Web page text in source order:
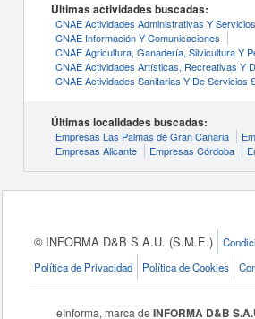
Últimas actividades buscadas:
CNAE Actividades Administrativas Y
CNAE Información Y Comunicaciones
CNAE Agricultura, Ganadería, Silvicultura Y
CNAE Actividades Artísticas, Recreativas Y
CNAE Actividades Sanitarias Y De Servicios
Últimas localidades buscadas:
Empresas Las Palmas de Gran Canaria
Empresas Alicante
Empresas Córdoba
© INFORMA D&B S.A.U. (S.M.E.)
Política de Privacidad
Política de Cookies
eInforma, marca deINFORMA D&B